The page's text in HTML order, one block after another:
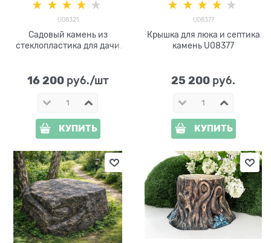
U08321
Садовый камень из
стеклопластика для дачи
16 200 руб./шт
КУПИТЬ
U08377
Крышка для люка и септика
камень U08377
25 200 руб.
КУПИТЬ